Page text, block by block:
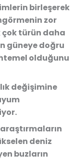
birleşerek
zor
türün daha
güneye doğru
olduğunu
değişimine
deniz
buzların